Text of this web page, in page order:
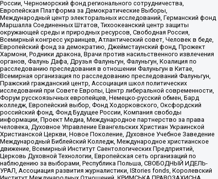
России, Черноморский фонд регионального сотрудничества,
Европейская Платформа за Демократические Выборы,
Международный центр электоральных исследований, Германский фонд
Маршалла Соединенных Штатов, Тихоокеанский центр защиты
окружающей среды и природных ресурсов, Свободная Россия,
Всемирный конгресс украинцев, Атлантический совет, Человек в беде,
Европейский фонд за демократию, Джеймстаунский фонд, Прожект
Хармони, Родники дракона, Врачи против насильственного извлечения
органов, Фалунь Дафа, Друзья Фалуньгун, Фалуньгун, Коалиция по
расследованию преследования в отношении Фалуньгун в Китае,
Всемирная организация по расследованию преследований Фалуньгун,
Пражский гражданский центр, Ассоциация школ политических
исследований при Совете Европы, Центр либеральной современности,
Форум русскоязычных европейцев, Немецко-русский обмен, Бард
колледж, Европейский выбор, Фонд Ходорковского, Оксфордский
российский фонд, Фонд Будущее России, Компания свободы
информации, Проект Медиа, Международное партнерство за права
человека, Духовное Управление Евангельских Христиан Украинской
Христианской Церкви, Новое Поколение, Духовное Учебное Заведение
Международный Библейский Колледж, Международное христианское
движение, Всемирный Институт Саентологических Предприятий,
Церковь Духовной Технологии, Европейская сеть организаций по
наблюдению за выборами, Республика Польша, СВОБОДНЫЙ ИДЕЛЬ-
УРАЛ, Ассоциация развития журналистики, IStories fonds, Королевский